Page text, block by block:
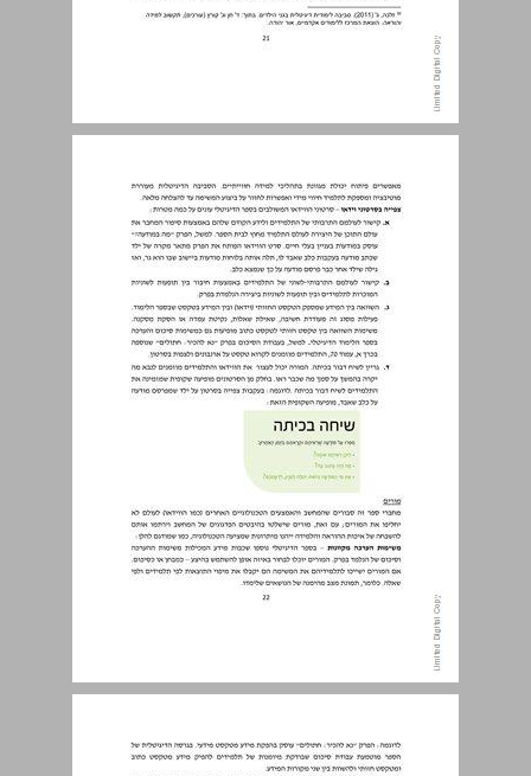
עידוד חיבת קריאה ... 24